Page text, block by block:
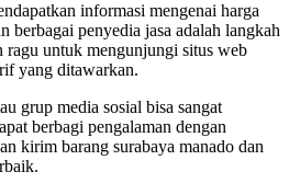
informasi mengenai harga
berbagai penyedia jasa adalah langkah
ragu untuk mengunjungi situs web
yang ditawarkan.
grup media sosial bisa sangat
berbagi pengalaman dengan
kirim barang surabaya manado dan